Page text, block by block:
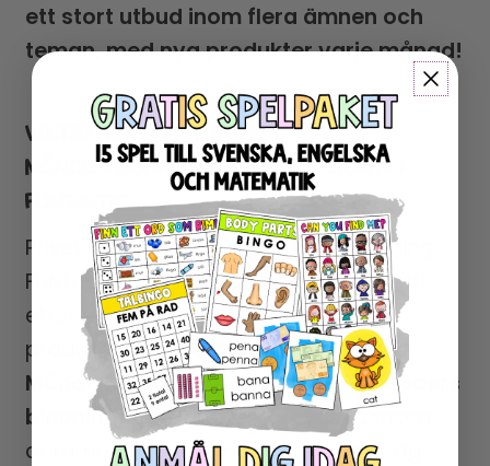
ett stort utbud inom flera ämnen och
teman, med nya produkter varje månad!
VIKTIG INFORMATION OM
MÅNADSABONNEMANG FRÅN TEACHING
FUNTASTIC
Priset på abonnemanget hos Teaching
FUNtastic kan justeras årligen i augusti,
eftersom det tillkommer många nya
produkter varje år.
Månadsabonnemanget har 12 månaders
bindningstid. Därefter förnyas licensen
automatiskt varje månad tills den sägs